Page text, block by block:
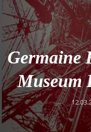
Germaine
Museum